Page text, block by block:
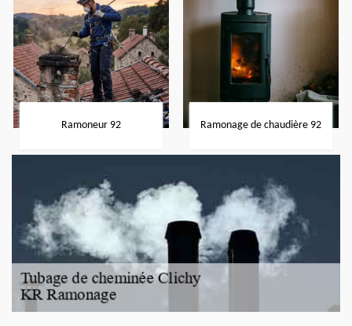
Ramoneur 92 Ramonage de chaudière 92